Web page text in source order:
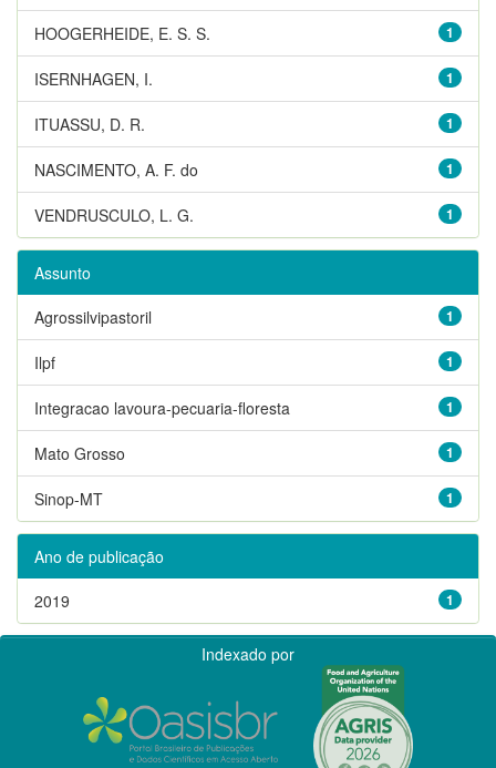
1
HOOGERHEIDE, E. S. S.
1
ISERNHAGEN, I.
1
ITUASSU, D. R.
1
NASCIMENTO, A. F. do
1
VENDRUSCULO, L. G.
Assunto
1
Agrossilvipastoril
1
Ilpf
1
Integracao lavoura-pecuaria-floresta
1
Mato Grosso
1
Sinop-MT
Ano de publicação
1
2019
Indexado por